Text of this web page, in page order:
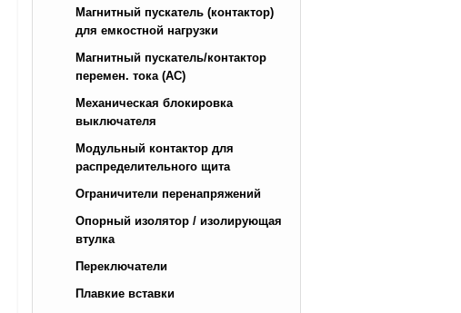
Магнитный пускатель (контактор)
для емкостной нагрузки
Магнитный пускатель/контактор
перемен. тока (AC)
Механическая блокировка
выключателя
Модульный контактор для
распределительного щита
Ограничители перенапряжений
Опорный изолятор / изолирующая
втулка
Переключатели
Плавкие вставки